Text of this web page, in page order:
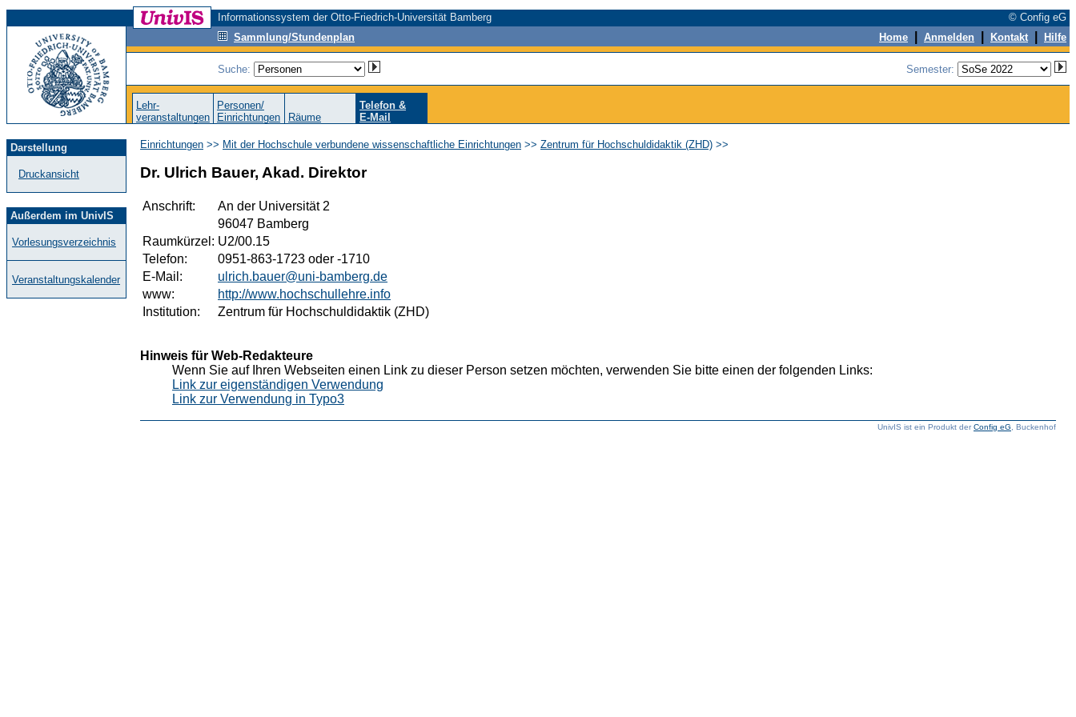
Informationssystem der Otto-Friedrich-Universität Bamberg
© Config eG
Sammlung/Stundenplan
Home Anmelden Kontakt Hilfe
Suche: Semester:
Lehr-
veranstaltungen
Personen/
Einrichtungen
Räume
Telefon &
E-Mail
Darstellung
Druckansicht
Außerdem im UnivIS
Vorlesungsverzeichnis
Veranstaltungskalender
Einrichtungen >> Mit der Hochschule verbundene wissenschaftliche Einrichtungen >> Zentrum für Hochschuldidaktik (ZHD) >>
Dr. Ulrich Bauer, Akad. Direktor
Anschrift:
An der Universität 2
96047 Bamberg
Raumkürzel: U2/00.15
Telefon:
0951-863-1723 oder -1710
E-Mail:
ulrich.bauer@uni-bamberg.de
www:
http://www.hochschullehre.info
Institution:
Zentrum für Hochschuldidaktik (ZHD)
Hinweis für Web-Redakteure
Wenn Sie auf Ihren Webseiten einen Link zu dieser Person setzen möchten, verwenden Sie bitte einen der folgenden Links:
Link zur eigenständigen Verwendung
Link zur Verwendung in Typo3
UnivIS ist ein Produkt derConfig eG , Buckenhof